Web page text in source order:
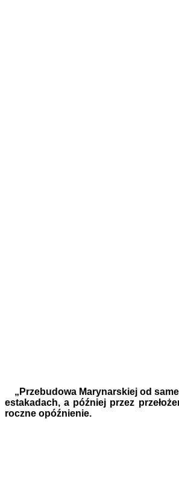
„Przebudowa Marynarskiej od
estakadach, a później przez
roczne opóźnienie.